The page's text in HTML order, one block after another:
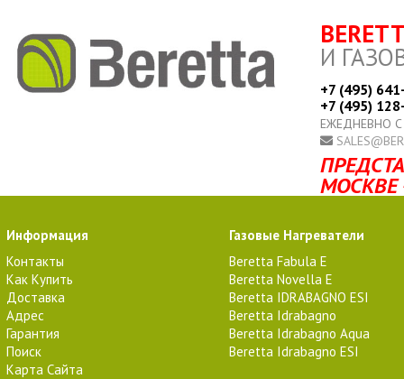
И
+7 (495)
+7 (495)
ЕЖЕДНЕВНО
МОСКВЕ
Информация
Контакты
Как Купить
Доставка
Адрес
Гарантия
Поиск
Карта Сайта
Газовые Нагреватели
Beretta Fabula E
Beretta Novella E
Beretta IDRABAGNO ESI
Beretta Idrabagno
Beretta Idrabagno Aqua
Beretta Idrabagno ESI